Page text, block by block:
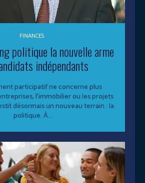
FINANCES
politique la nouvelle arme
indépendants
participatif ne concerne plus
l’immobilier ou les projets
désormais un nouveau terrain : la
politique. À...